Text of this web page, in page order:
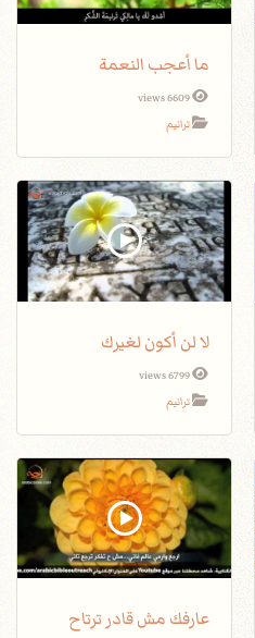
ما أعجب النعمة
6609 views
ترانيم
لا لن أكون لغيرك
6799 views
ترانيم
عارفك مش قادر ترتاح